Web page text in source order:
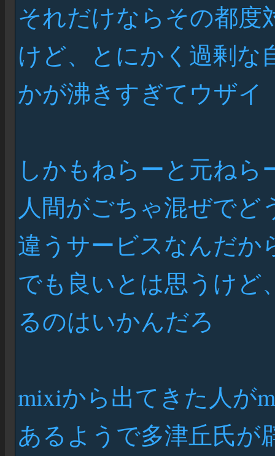
それだけならその都度
けど、とにかく過剰な
かが沸きすぎてウザイ
しかもねらーと元ね
人間がごちゃ混ぜでど
違うサービスなんだか
でも良いとは思うけど
るのはいかんだろ
mixiから出てきた人が
あるようで多津丘氏が